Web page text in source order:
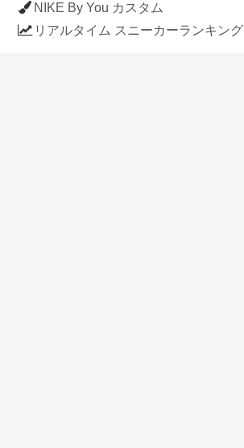
NIKE By You カスタム
リアルタイム スニーカーランキング